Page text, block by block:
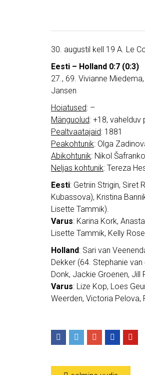
30. augustil kell 19 A. Le
Eesti – Holland 0:7 (0:3)
27., 69. Vivianne
Jansen
Hoiatused: –
Mänguolud: +18, vahelduv
Pealtvaatajaid: 1881
Peakohtunik: Olga
Abikohtunik: Nikol
Neljas kohtunik: Tereza
Eesti: Getriin Strigin, Siret
Kubassova), Kristina
Lisette Tammik).
Varus: Karina Kork,
Lisette Tammik, Kelly
Holland: Sari van
Dekker (64. Stephanie
Donk, Jackie Groenen, Jill
Varus: Lize Kop, Loes
Weerden, Victoria Pelova,